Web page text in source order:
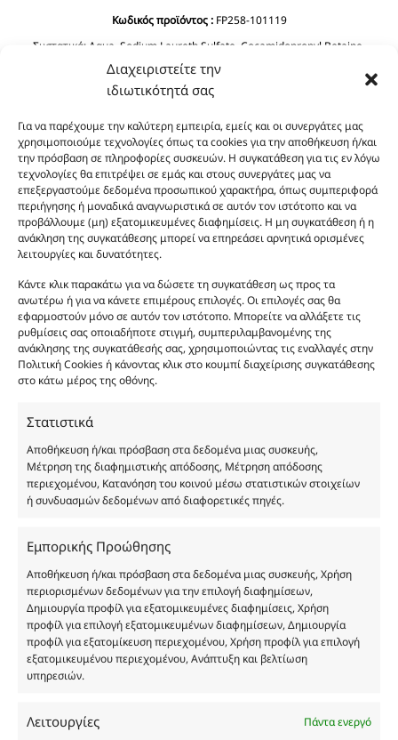
Διαχειριστείτε την
ιδιωτικότητά σας
Για να παρέχουμε την καλύτερη εμπειρία, εμείς και οι συνεργάτες μας
χρησιμοποιούμε τεχνολογίες όπως τα cookies για την αποθήκευση ή/και
την πρόσβαση σε πληροφορίες συσκευών. Η συγκατάθεση για τις εν λόγω
τεχνολογίες θα επιτρέψει σε εμάς και στους συνεργάτες μας να
επεξεργαστούμε δεδομένα προσωπικού χαρακτήρα, όπως συμπεριφορά
περιήγησης ή μοναδικά αναγνωριστικά σε αυτόν τον ιστότοπο και να
προβάλλουμε (μη) εξατομικευμένες διαφημίσεις. Η μη συγκατάθεση ή η
ανάκληση της συγκατάθεσης μπορεί να επηρεάσει αρνητικά ορισμένες
λειτουργίες και δυνατότητες.
Κάντε κλικ παρακάτω για να δώσετε τη συγκατάθεση ως προς τα
ανωτέρω ή για να κάνετε επιμέρους επιλογές. Οι επιλογές σας θα
εφαρμοστούν μόνο σε αυτόν τον ιστότοπο. Μπορείτε να αλλάξετε τις
ρυθμίσεις σας οποιαδήποτε στιγμή, συμπεριλαμβανομένης της
ανάκλησης της συγκατάθεσής σας, χρησιμοποιώντας τις εναλλαγές στην
Πολιτική Cookies ή κάνοντας κλικ στο κουμπί διαχείρισης συγκατάθεσης
στο κάτω μέρος της οθόνης.
Στατιστικά
Αποθήκευση ή/και πρόσβαση στα δεδομένα μιας συσκευής,
Μέτρηση της διαφημιστικής απόδοσης, Μέτρηση απόδοσης
περιεχομένου, Κατανόηση του κοινού μέσω στατιστικών στοιχείων
ή συνδυασμών δεδομένων από διαφορετικές πηγές.
Εμπορικής Προώθησης
Αποθήκευση ή/και πρόσβαση στα δεδομένα μιας συσκευής, Χρήση
περιορισμένων δεδομένων για την επιλογή διαφημίσεων,
Δημιουργία προφίλ για εξατομικευμένες διαφημίσεις, Χρήση
προφίλ για επιλογή εξατομικευμένων διαφημίσεων, Δημιουργία
προφίλ για εξατομίκευση περιεχομένου, Χρήση προφίλ για επιλογή
εξατομικευμένου περιεχομένου, Ανάπτυξη και βελτίωση
υπηρεσιών.
Λειτουργίες
Πάντα ενεργό
Κωδικός προϊόντος :FP258-101119
Συστατικά: Aqua, Sodium Laureth Sulfate, Cocamidopropyl Betaine,
Cocamide Dea, Coco Glucoside, Glyceryl Oleate, Phenoxyethanol, PEG-120
Methyl Glucose Diolate, Butylene Grycol, Benzyl Alcohol, Benzoic Acid,
Polyquaternium-39, Olive Oil PEG-7 Esters, Dehydroacetic Acid, Olea
Acid.
Οι φωτογραφίες των προϊόντων είναι ενδεικτικές
και δεν είναι προς πώληση το εικονιζόμενο προϊόν.
Σκοπός τους είναι η διευκόλυνση της επιλογής σας.
Σε καμία περίπτωση δεν αντιστοιχούν στα
αυθεντικά αρώματα και δεν ανταποκρίνονται στην
πραγματικότητα. Πρόθεση της επιχείρησης μας δεν
καταναλωτή. Όλα μας τα προϊόντα είναι τύπου, σε
αντίστοιχα αυθεντικά γνωστών οίκων. Οι
ονομασίες, οι εικόνες και τα σήματα των
προϊόντων αποτελούν αναφαίρετη και
Δημιουργών-Οίκων. Οι εικόνες ενδέχεται να
Με επιφύλαξη κάθε νόμιμου δικαιώματος.
Eau de parfum
Τ.Κ. 56224, Εύοσμος, Θεσσαλονίκη